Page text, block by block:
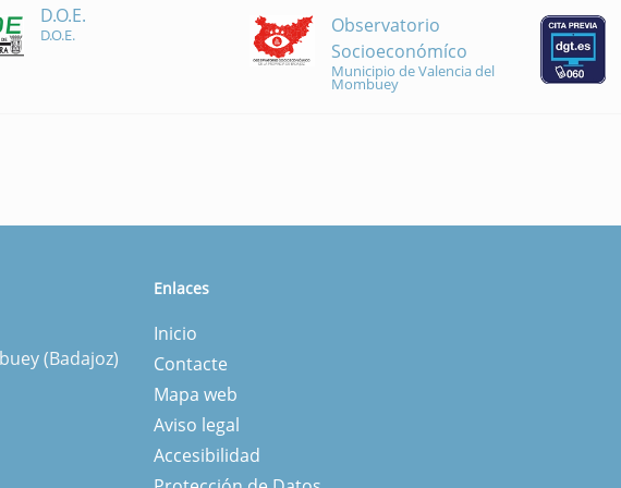
D.O.E.
D.O.E.
Observatorio
Socioeconómíco
Municipio de Valencia del
Mombuey
(Badajoz)
Enlaces
Inicio
Contacte
Mapa web
Aviso legal
Accesibilidad